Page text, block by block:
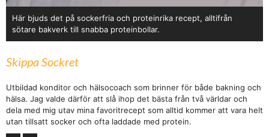
Här bjuds det på sockerfria och proteinrika recept, alltifrån
sötare bakverk till snabba proteinbollar.
Skippa Sockret
Utbildad konditor och hälsocoach som brinner för både bakning och
hälsa. Jag valde därför att slå ihop det bästa från två världar och
dela med mig utav mina favoritrecept som alltid kommer att vara helt
utan tillsatt socker och ofta laddade med protein.